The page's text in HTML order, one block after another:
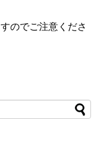
のでご注意くださ